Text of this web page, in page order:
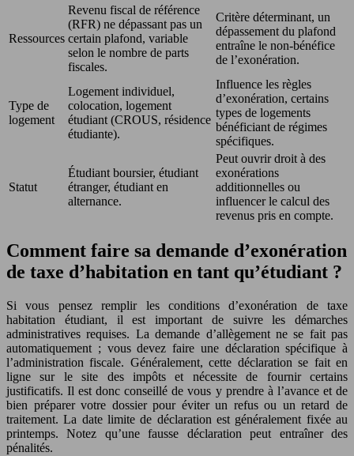
Ressources
Revenu fiscal de référence
(RFR) ne dépassant pas un
certain plafond, variable
selon le nombre de parts
fiscales.
Critère déterminant, un
dépassement du plafond
entraîne le non-bénéfice
de l’exonération.
Type de
logement
Logement individuel,
colocation, logement
étudiant (CROUS, résidence
étudiante).
Influence les règles
d’exonération, certains
types de logements
bénéficiant de régimes
spécifiques.
Statut
Étudiant boursier, étudiant
étranger, étudiant en
alternance.
Peut ouvrir droit à des
exonérations
additionnelles ou
influencer le calcul des
revenus pris en compte.
Comment faire sa demande d’exonération
de taxe d’habitation en tant qu’étudiant ?
Si vous pensez remplir les conditions d’exonération de taxe
habitation étudiant, il est important de suivre les démarches
administratives requises. La demande d’allègement ne se fait pas
automatiquement ; vous devez faire une déclaration spécifique à
l’administration fiscale. Généralement, cette déclaration se fait en
ligne sur le site des impôts et nécessite de fournir certains
justificatifs. Il est donc conseillé de vous y prendre à l’avance et de
bien préparer votre dossier pour éviter un refus ou un retard de
traitement. La date limite de déclaration est généralement fixée au
printemps. Notez qu’une fausse déclaration peut entraîner des
pénalités.